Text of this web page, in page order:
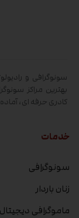
سونوگرافی و
بهترین مراکز
کادری حرفه ای،
خدمات
سونوگرافی
زنان باردار
ماموگرافی دیجیتال